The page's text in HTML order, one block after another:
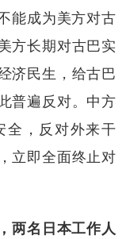
能成为美方对古
方长期对古巴实
济民生，给古巴
普遍反对。中方
全，反对外来干
立即全面终止对
两名日本工作人